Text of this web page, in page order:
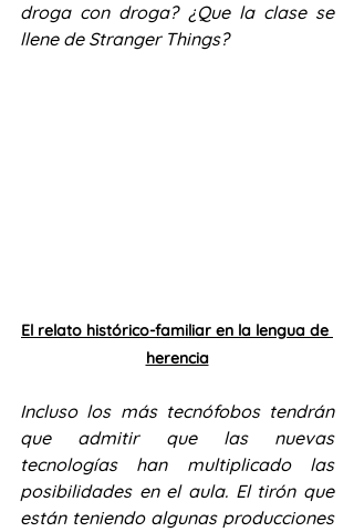
droga con droga? ¿Que la clase se
llene de Stranger Things?
El relato histórico-familiar en la lengua de
herencia
Incluso los más tecnófobos tendrán
que admitir que las nuevas
tecnologías han multiplicado las
posibilidades en el aula. El tirón que
están teniendo algunas producciones